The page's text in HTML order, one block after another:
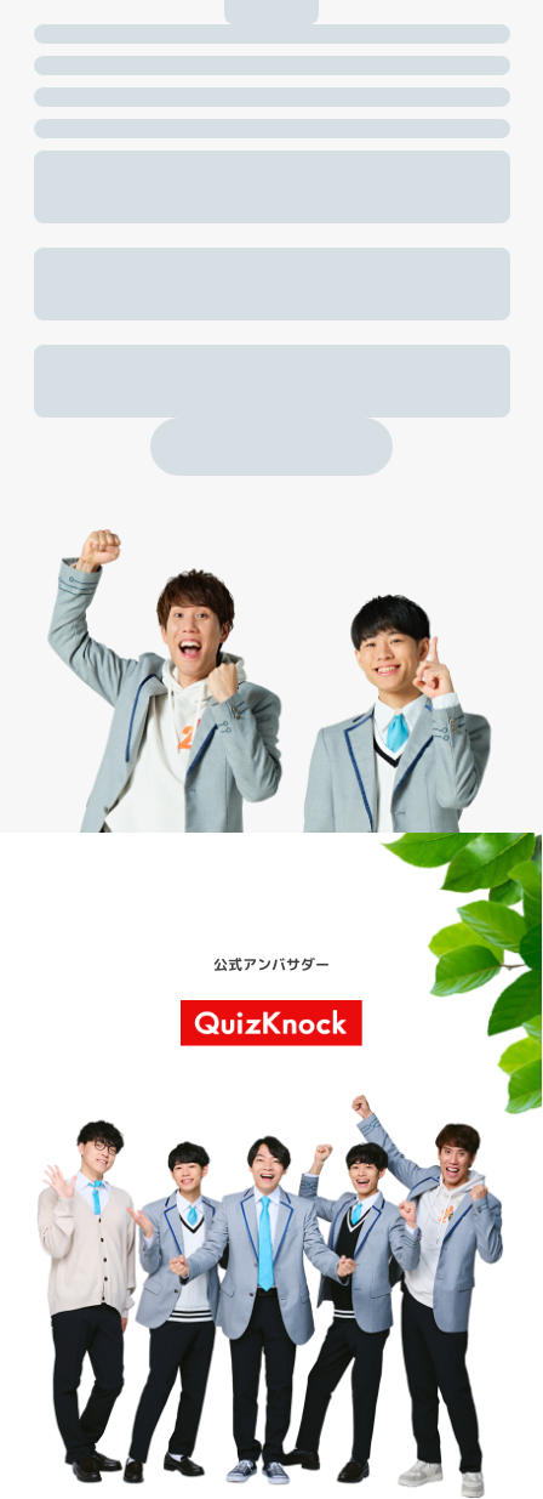
公式アンバサダー